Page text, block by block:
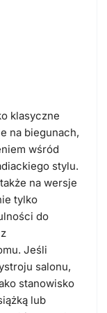
klasyczne
na biegunach,
wśród
stylu.
na wersje
tylko
do
Jeśli
salonu,
stanowisko
lub